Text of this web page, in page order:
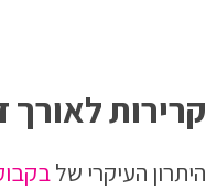
קרירות לאורך
היתרון העיקרי של